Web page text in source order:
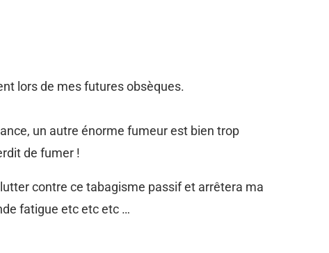
lors de mes futures obsèques.
un autre énorme fumeur est bien trop
de fumer !
contre ce tabagisme passif et arrêtera ma
fatigue etc etc etc …